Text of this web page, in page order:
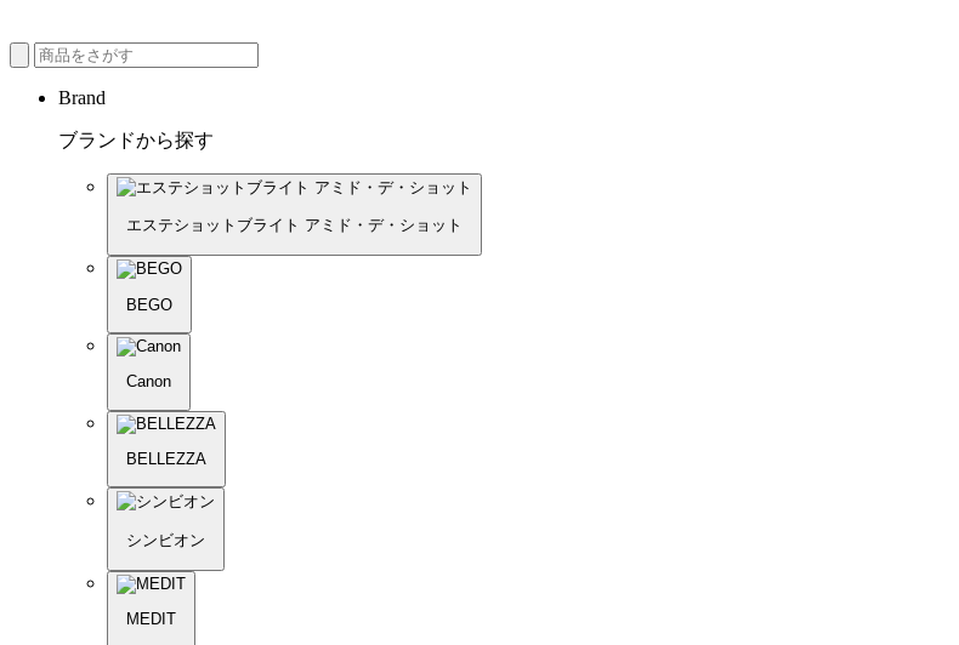
Brand
ブランドから探す
エステショットブライト アミド・デ・ショット
BEGO
Canon
BELLEZZA
シンビオン
MEDIT